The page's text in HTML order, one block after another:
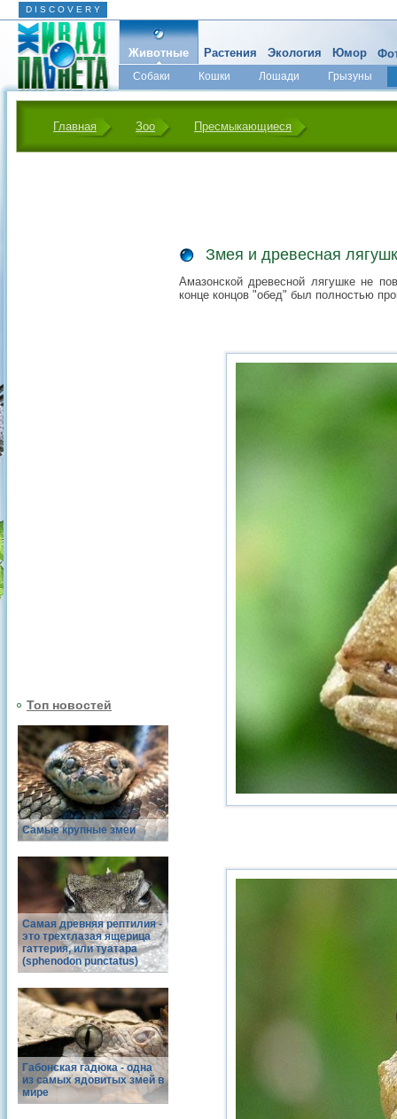
D I S C O V E R Y
Животные
Собаки Кошки Лошади
Грызуны
Микромир
Растения Экология Юмор
Главная Зоо Пресмыкающиеся
Топ новостей
Самые крупные змеи
Самая древняя рептилия -
это трехглазая ящерица
гаттерия, или туатара
(sphenodon punctatus)
Габонская гадюка - одна
из самых ядовитых змей в
мире
Змея и древесная
Амазонской древесной лягушке не
конце концов "обед" был полностью